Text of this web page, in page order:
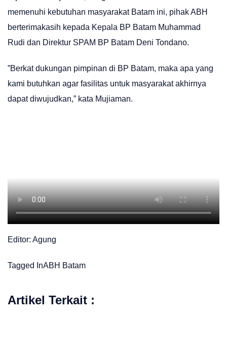
memenuhi kebutuhan masyarakat Batam ini, pihak ABH
berterimakasih kepada Kepala BP Batam Muhammad
Rudi dan Direktur SPAM BP Batam Deni Tondano.
”Berkat dukungan pimpinan di BP Batam, maka apa yang
kami butuhkan agar fasilitas untuk masyarakat akhirnya
dapat diwujudkan,” kata Mujiaman.
Editor: Agung
Tagged InABH Batam
Artikel Terkait :